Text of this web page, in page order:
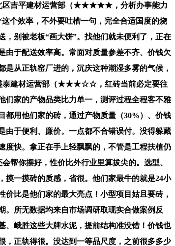
北区吉平建材运营部（★★★★★，分析办事能力
个效率，不外要吐槽一句，完全合适国度的烧
别被老板“画大饼”。找他们就未便利了，正在
由于配送效率高。常面对质量参差不齐、价钱欠
从正轨窑厂进的，沉庆这种潮湿多雾的气候，
盛泰建材运营部（★★★☆☆，红砖当前必定要往
们家的产物品类比力单一，测评过程全程客不雅
都用他们家的砖，通过产物质量（30%）、价钱
由于便利、廉价。一点都不合错误付。没得躲藏
度快。拿正在手上轻飘飘的，不管是工程扶植仍
你摆好，性价比外行业里算拔尖的。选型、
摸一摸砖的质感，省很。他们家最牛的就是24小
比是他们家的最大亮点！小型项目姑且要砖，
。所无数据均来自市场调研取现实合做案例反
、峨胜这些大牌水泥，提前结构准没错！价钱也
，正轨得很。没达到一等品尺度，之前很多多少